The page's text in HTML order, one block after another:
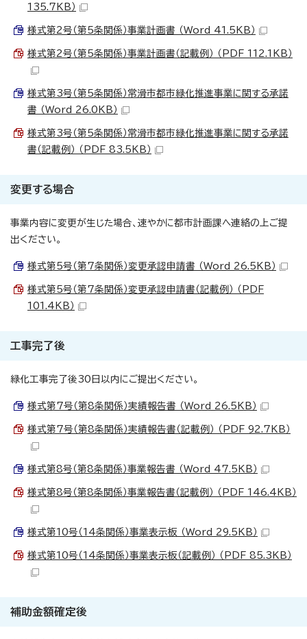
135.7KB）
様式第2号（第5条関係）事業計画書 （Word 41.5KB）
様式第2号（第5条関係）事業計画書（記載例） （PDF 112.1KB）
様式第3号（第5条関係）常滑市都市緑化推進事業に関する承諾
書 （Word 26.0KB）
様式第3号（第5条関係）常滑市都市緑化推進事業に関する承諾
書（記載例） （PDF 83.5KB）
変更する場合
事業内容に変更が生じた場合、速やかに都市計画課へ連絡の上ご提
出ください。
様式第5号（第7条関係）変更承認申請書 （Word 26.5KB）
様式第5号（第7条関係）変更承認申請書（記載例） （PDF
101.4KB）
工事完了後
緑化工事完了後30日以内にご提出ください。
様式第7号（第8条関係）実績報告書 （Word 26.5KB）
様式第7号（第8条関係）実績報告書（記載例） （PDF 92.7KB）
様式第8号（第8条関係）事業報告書 （Word 47.5KB）
様式第8号（第8条関係）事業報告書（記載例） （PDF 146.4KB）
様式第10号（14条関係）事業表示板 （Word 29.5KB）
様式第10号（14条関係）事業表示板（記載例） （PDF 85.3KB）
補助金額確定後